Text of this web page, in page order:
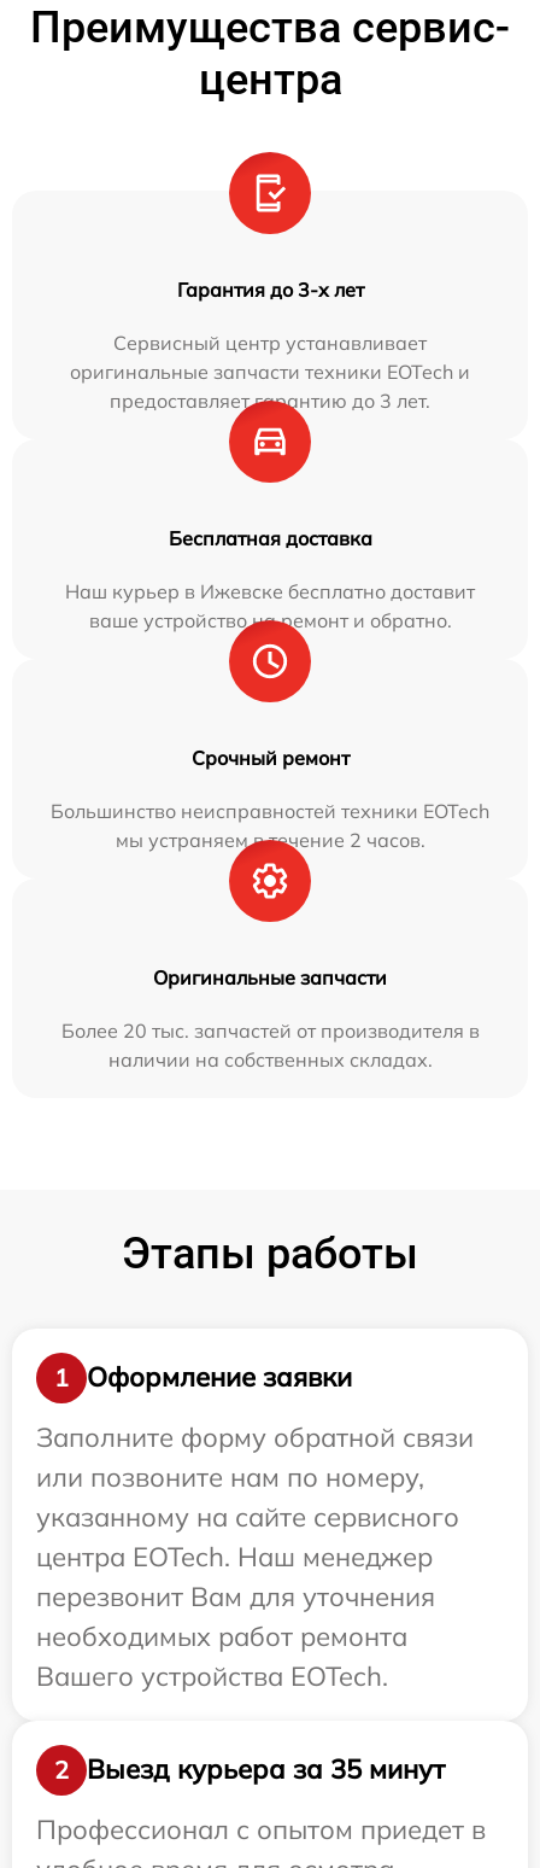
Преимущества сервис-
центра
Гарантия до 3-х лет
Сервисный центр устанавливает
оригинальные запчасти техники EOTech и
предоставляет гарантию до 3 лет.
Бесплатная доставка
Наш курьер в Ижевске бесплатно доставит
ваше устройство на ремонт и обратно.
Срочный ремонт
Большинство неисправностей техники EOTech
мы устраняем в течение 2 часов.
Оригинальные запчасти
Более 20 тыс. запчастей от производителя в
наличии на собственных складах.
Этапы работы
1
Оформление заявки
Заполните форму обратной связи
или позвоните нам по номеру,
указанному на сайте сервисного
центра EOTech. Наш менеджер
перезвонит Вам для уточнения
необходимых работ ремонта
Вашего устройства EOTech.
2
Выезд курьера за 35 минут
Профессионал с опытом приедет в